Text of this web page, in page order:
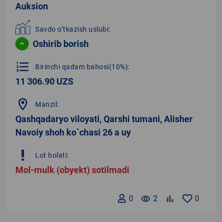
Auksion
Savdo o‘tkazish uslubi:
Oshirib borish
format_list_numbered Birinchi qadam bahosi(10%):
11 306.90 UZS
location_on Manzil:
Qashqadaryo viloyati, Qarshi tumani, Alisher
Navoiy shoh ko`chasi 26 a uy
priority_high Lot holati:
Mol-mulk (obyekt) sotilmadi
0
remove_red_eye 2
0